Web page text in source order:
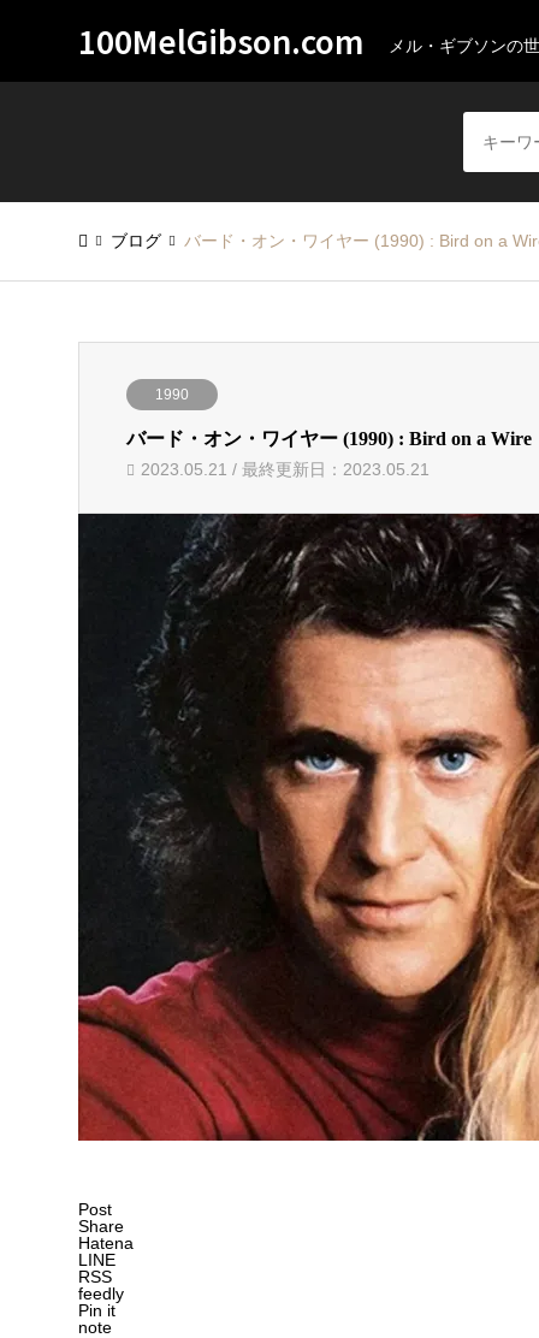
100MelGibson.com メル・ギブソンの
ブログ バード・オン・ワイヤー (1990) : Bird on a
1990
バード・オン・ワイヤー (1990) : Bird on a Wire
2023.05.21 / 最終更新日：2023.05.21
Post
Share
Hatena
LINE
RSS
feedly
Pin it
note